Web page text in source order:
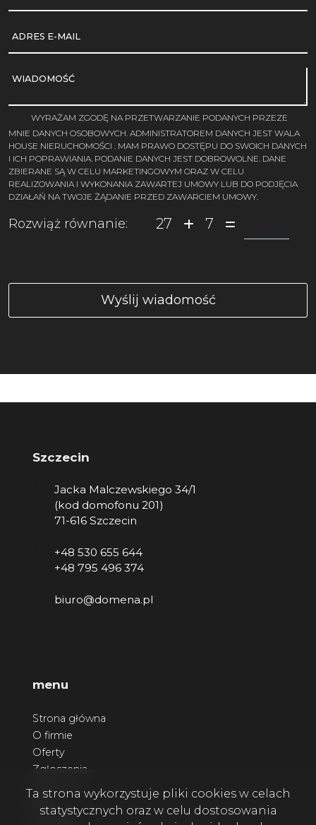
ADRES E-MAIL
WIADOMOŚĆ
WYRAŻAM ZGODĘ NA PRZETWARZANIE PODANYCH PRZEZE
MNIE DANYCH OSOBOWYCH. ADMINISTRATOREM DANYCH JEST WALA
HOUSE NIERUCHOMOŚCI . MAM PRAWO DOSTĘPU DO SWOICH DANYCH
I ICH POPRAWIANIA. PODANIE DANYCH JEST DOBROWOLNE. DANE
ZBIERANE SĄ W CELU MARKETINGOWYM ORAZ W CELU
REALIZOWANIA I WYKONANIA ZAWARTEJ UMOWY LUB DO PODJĘCIA
DZIAŁAŃ NA TWOJE ŻĄDANIE PRZED ZAWARCIEM UMOWY.
Rozwiąż równanie: 27 7
Szczecin
Jacka Malczewskiego 34/1
(kod domofonu 201)
71-616 Szczecin
+48 530 655 644
+48 795 496 374
biuro@domena.pl
menu
Strona główna
O firmie
Oferty
Zgłoszenia
Kontakt
Ta strona wykorzystuje pliki cookies w celach
statystycznych oraz w celu dostosowania